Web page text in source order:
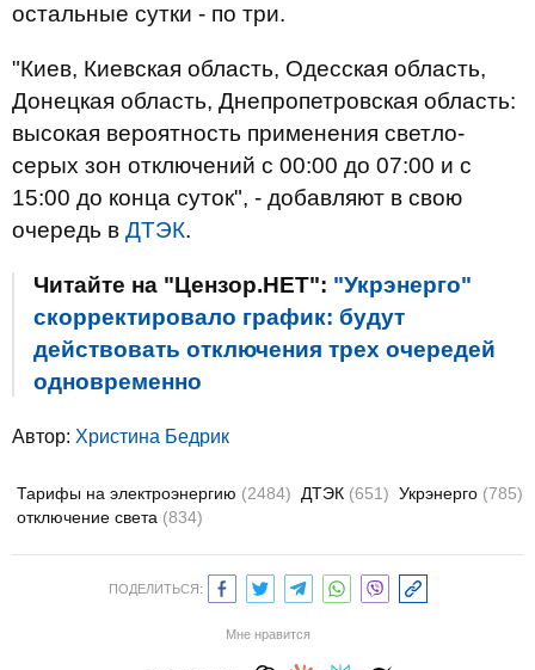
остальные сутки - по три.
"Киев, Киевская область, Одесская область,
Донецкая область, Днепропетровская область:
высокая вероятность применения светло-
серых зон отключений с 00:00 до 07:00 и с
15:00 до конца суток", - добавляют в свою
очередь в ДТЭК.
Читайте на "Цензор.НЕТ": "Укрэнерго"
скорректировало график: будут
действовать отключения трех очередей
одновременно
Автор: Христина Бедрик
Тарифы на электроэнергию (2484) ДТЭК (651) Укрэнерго (785)
отключение света (834)
ПОДЕЛИТЬСЯ:
Мне нравится